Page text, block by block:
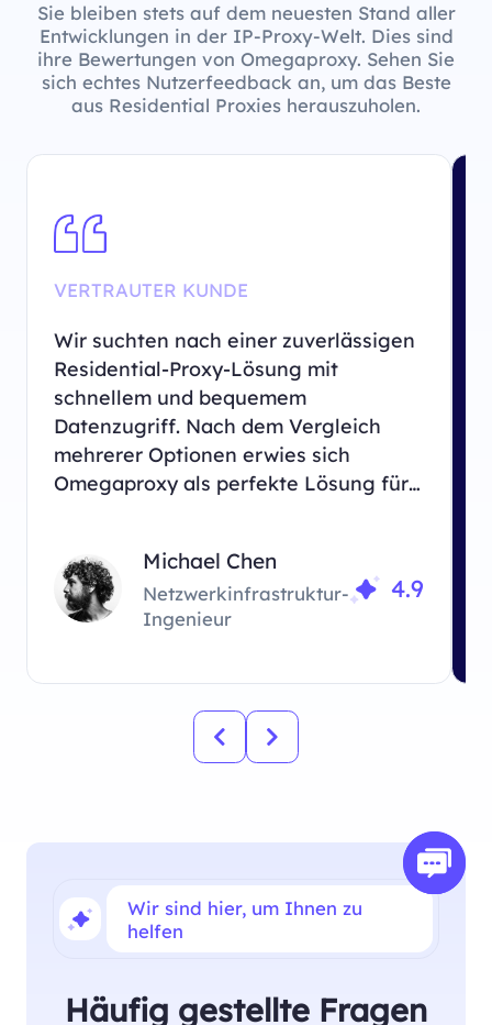
Sie bleiben stets auf dem neuesten Stand aller
Entwicklungen in der IP-Proxy-Welt. Dies sind
ihre Bewertungen von Omegaproxy. Sehen Sie
sich echtes Nutzerfeedback an, um das Beste
aus Residential Proxies herauszuholen.
VERTRAUTER KUNDE
Wir suchten nach einer zuverlässigen
Residential-Proxy-Lösung mit
schnellem und bequemem
Datenzugriff. Nach dem Vergleich
mehrerer Optionen erwies sich
Omegaproxy als perfekte Lösung für
Michael Chen
Netzwerkinfrastruktur-
Ingenieur
4.9
Wir sind hier, um Ihnen zu
helfen
Häufig gestellte Fragen